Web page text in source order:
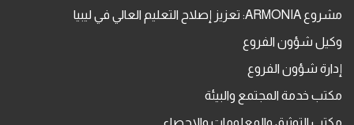
مشروع ARMONIA: تعزيز إصلاح التعليم العالي في ليبيا
وكيل شؤون الفروع
إدارة شؤون الفروع
مكتب خدمة المجتمع والبيئة
مكتب التوثيق والمعلومات والاحصاء